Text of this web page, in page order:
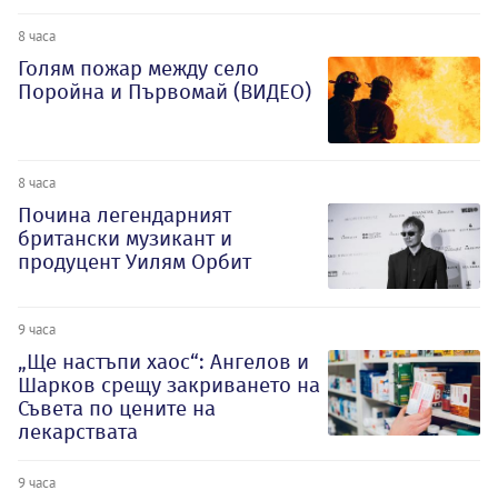
8 часа
Голям пожар между село
Поройна и Първомай (ВИДЕО)
8 часа
Почина легендарният
британски музикант и
продуцент Уилям Орбит
9 часа
„Ще настъпи хаос“: Ангелов и
Шарков срещу закриването на
Съвета по цените на
лекарствата
9 часа